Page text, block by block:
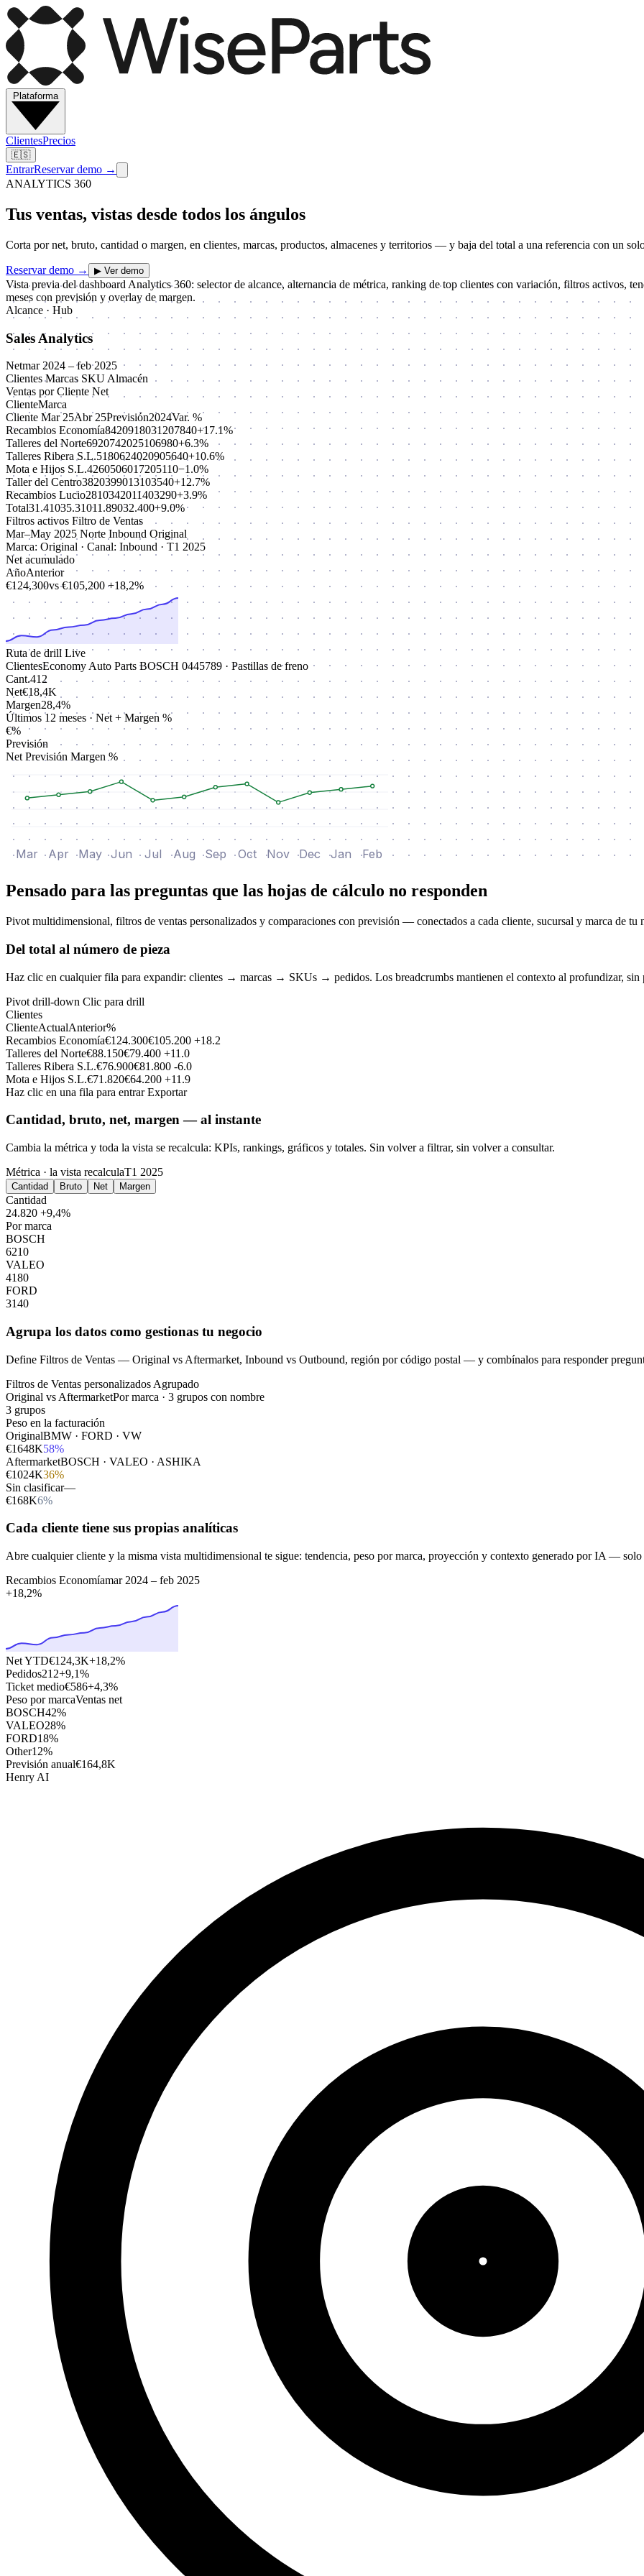
ClientesPrecios
🇪🇸
EntrarReservar demo →
ANALYTICS 360
Tus ventas, vistas desde todos los ángulos
Corta por net, bruto, cantidad o margen, en clientes, marcas, productos, almacenes y territorios — y baja del total a una referencia con un
Reservar demo → ▶ Ver demo
Vista previa del dashboard Analytics 360: selector de alcance, alternancia de métrica, ranking de top clientes con variación, filtros activos,
meses con previsión y overlay de margen.
Alcance · Hub
Sales Analytics
Netmar 2024 – feb 2025
ClientesMarcas SKUAlmacén
Ventas por Cliente Net
ClienteMarca
Cliente Mar 25Abr 25Previsión2024Var. %
Recambios Economía8420918031207840+17.1%
Talleres del Norte6920742025106980+6.3%
Talleres Ribera S.L.5180624020905640+10.6%
Mota e Hijos S.L.4260506017205110−1.0%
Taller del Centro3820399013103540+12.7%
Recambios Lucio2810342011403290+3.9%
Total31.41035.31011.89032.400+9.0%
Filtros activos Filtro de Ventas
Mar–May 2025 Norte Inbound Original
Marca: Original · Canal: Inbound · T1 2025
Net acumulado
AñoAnterior
€124,300vs €105,200 +18,2%
Ruta de drill Live
ClientesEconomy Auto Parts BOSCH 0445789 · Pastillas de freno
Cant.412
Net€18,4K
Margen28,4%
Últimos 12 meses · Net + Margen %
€%
Previsión
NetPrevisión Margen %
Mar Apr May Jun Jul Aug Sep Oct Nov Dec Jan Feb
Pensado para las preguntas que las hojas de cálculo no responden
Pivot multidimensional, filtros de ventas personalizados y comparaciones con previsión — conectados a cada cliente, sucursal y marca de tu
Del total al número de pieza
Haz clic en cualquier fila para expandir: clientes → marcas → SKUs → pedidos. Los breadcrumbs mantienen el contexto al profundizar, sin
Pivot drill-down Clic para drill
Clientes
ClienteActualAnterior%
Recambios Economía€124.300€105.200 +18.2
Talleres del Norte€88.150€79.400 +11.0
Talleres Ribera S.L.€76.900€81.800 -6.0
Mota e Hijos S.L.€71.820€64.200 +11.9
Haz clic en una fila para entrarExportar
Cantidad, bruto, net, margen — al instante
Cambia la métrica y toda la vista se recalcula: KPIs, rankings, gráficos y totales. Sin volver a filtrar, sin volver a consultar.
Métrica · la vista recalculaT1 2025
Cantidad Bruto Net Margen
Cantidad
24.820 +9,4%
Por marca
BOSCH
6210
VALEO
4180
FORD
3140
Agrupa los datos como gestionas tu negocio
Define Filtros de Ventas — Original vs Aftermarket, Inbound vs Outbound, región por código postal — y combínalos para responder
Filtros de Ventas personalizados Agrupado
Original vs AftermarketPor marca · 3 grupos con nombre
3 grupos
Peso en la facturación
OriginalBMW · FORD · VW
€1648K58%
AftermarketBOSCH · VALEO · ASHIKA
€1024K36%
Sin clasificar—
€168K6%
Cada cliente tiene sus propias analíticas
Abre cualquier cliente y la misma vista multidimensional te sigue: tendencia, peso por marca, proyección y contexto generado por IA — solo
Recambios Economíamar 2024 – feb 2025
+18,2%
Net YTD€124,3K+18,2%
Pedidos212+9,1%
Ticket medio€586+4,3%
Peso por marcaVentas net
BOSCH42%
VALEO28%
FORD18%
Other12%
Previsión anual€164,8K
Henry AI